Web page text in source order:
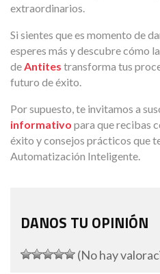
extraordinarios.
Si sientes que es momento de
esperes más y descubre cómo
deAntites transforma tus
futuro de éxito.
Por supuesto, te invitamos a
informativo para que recibas
éxito y consejos prácticos que
Automatización Inteligente.
DANOS TU OPINIÓN
(No hay